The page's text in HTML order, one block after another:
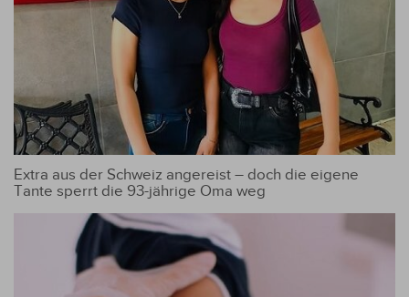
Extra aus der Schweiz angereist – doch die eigene
Tante sperrt die 93-jährige Oma weg